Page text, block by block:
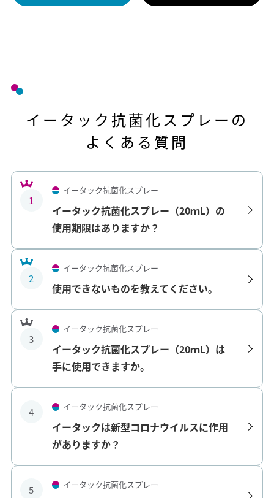
イータック抗菌化スプレーの
よくある質問
1
イータック抗菌化スプレー
イータック抗菌化スプレー（20ｍL）の
使用期限はありますか？
2
イータック抗菌化スプレー
使用できないものを教えてください。
3
イータック抗菌化スプレー
イータック抗菌化スプレー（20ｍL）は
手に使用できますか。
4 イータック抗菌化スプレー
イータックは新型コロナウイルスに作用
がありますか？
5 イータック抗菌化スプレー